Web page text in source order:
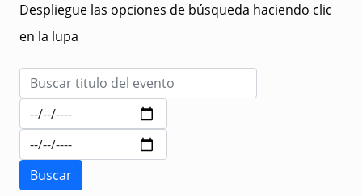
Despliegue las opciones de búsqueda haciendo clic
en la lupa